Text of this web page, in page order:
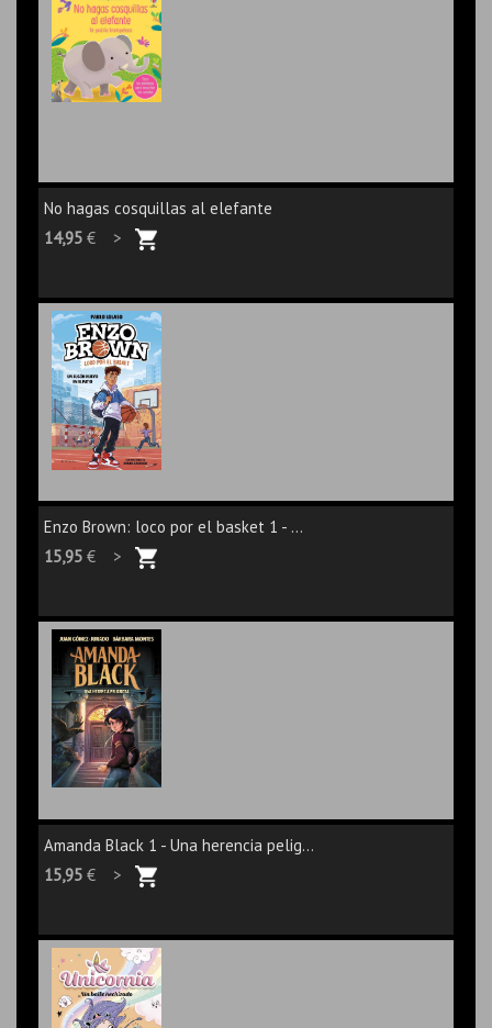
No hagas cosquillas al elefante
14,95 € >
Enzo Brown: loco por el basket 1 - ...
15,95 € >
Amanda Black 1 - Una herencia pelig...
15,95 € >